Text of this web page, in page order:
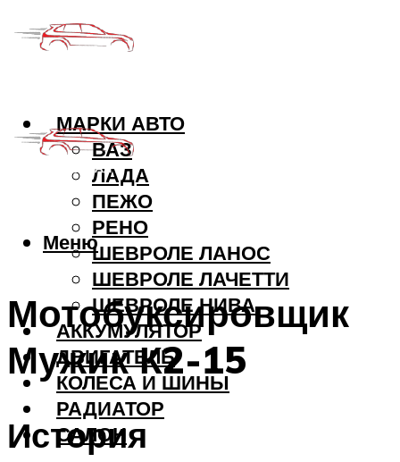
МАРКИ АВТО
ВАЗ
ЛАДА
ПЕЖО
РЕНО
ШЕВРОЛЕ ЛАНОС
ШЕВРОЛЕ ЛАЧЕТТИ
ШЕВРОЛЕ НИВА
АККУМУЛЯТОР
ДВИГАТЕЛЬ
КОЛЕСА И ШИНЫ
РАДИАТОР
САЛОН
Меню
Мотобуксировщик
Мужик К2-15
История